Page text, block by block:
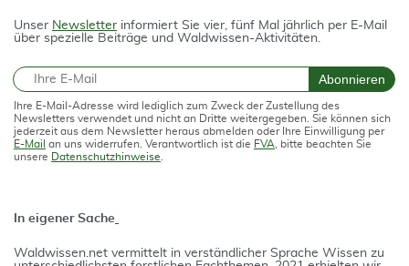
Unser Newsletter informiert Sie vier, fünf Mal jährlich per E-Mail
über spezielle Beiträge und Waldwissen-Aktivitäten.
E-Mail Abonnieren
Ihre E-Mail-Adresse wird lediglich zum Zweck der Zustellung des
Newsletters verwendet und nicht an Dritte weitergegeben. Sie können sich
jederzeit aus dem Newsletter heraus abmelden oder Ihre Einwilligung per
E-Mail an uns widerrufen. Verantwortlich ist die FVA , bitte beachten Sie
unsere Datenschutzhinweise
In eigener Sache
Waldwissen.net vermittelt in verständlicher Spra­che Wissen zu